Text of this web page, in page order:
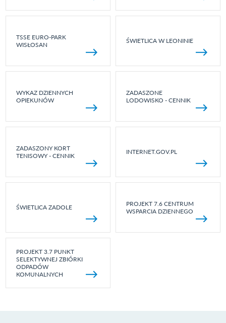
TSSE EURO-PARK
WISŁOSAN
ŚWIETLICA W LEONINIE
WYKAZ DZIENNYCH
OPIEKUNÓW
ZADASZONE
LODOWISKO - CENNIK
ZADASZONY KORT
TENISOWY - CENNIK
INTERNET.GOV.PL
ŚWIETLICA ZADOLE
PROJEKT 7.6 CENTRUM
WSPARCIA DZIENNEGO
PROJEKT 3.7 PUNKT
SELEKTYWNEJ ZBIÓRKI
ODPADÓW
KOMUNALNYCH